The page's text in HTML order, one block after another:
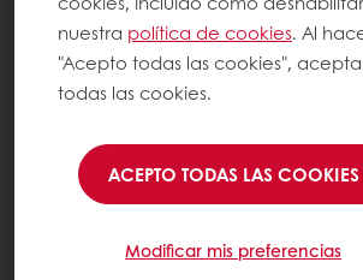
nuestra política de cookies. Al
"Acepto todas las cookies",
todas las cookies.
ACEPTO TODAS LAS COOKIES
Modificar mis preferencias